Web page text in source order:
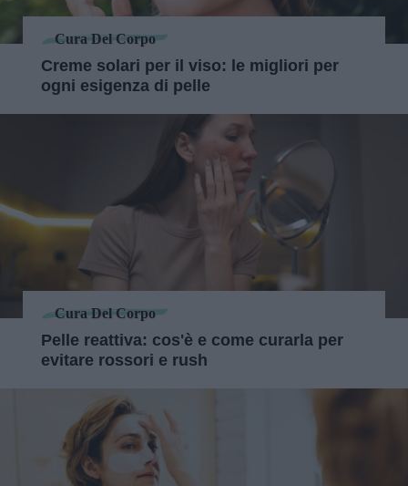
Cura Del Corpo
Creme solari per il viso: le migliori per
ogni esigenza di pelle
Cura Del Corpo
Pelle reattiva: cos'è e come curarla per
evitare rossori e rush